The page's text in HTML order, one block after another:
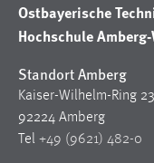
Ostbayerische
Hochschule
Standort Amberg
Kaiser-Wilhelm-Ring 23
92224 Amberg
Tel +49 (9621) 482-0
Name:
site-language-
Zweck:
Das Cookie
Cookie Laufzeit: